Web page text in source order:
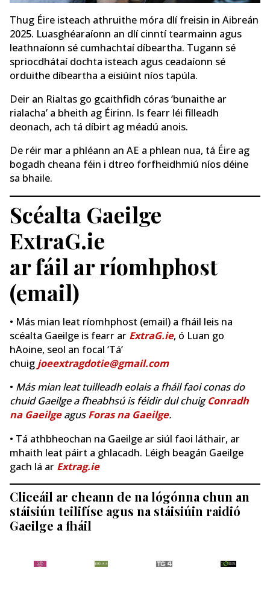
Thug Éire isteach athruithe móra dlí freisin in Aibreán
2025. Luasghéaraíonn an dlí cinntí tearmainn agus
leathnaíonn sé cumhachtaí díbeartha. Tugann sé
spriocdhátaí dochta isteach agus ceadaíonn sé
orduithe díbeartha a eisiúint níos tapúla.
Deir an Rialtas go gcaithfidh córas ‘bunaithe ar
rialacha’ a bheith ag Éirinn. Is fearr léi filleadh
deonach, ach tá díbirt ag méadú anois.
De réir mar a phléann an AE a phlean nua, tá Éire ag
bogadh cheana féin i dtreo forfheidhmiú níos déine
sa bhaile.
Scéalta Gaeilge
ExtraG.ie
ar fáil ar ríomhphost
(email)
• Más mian leat ríomhphost (email) a fháil leis na
scéalta Gaeilge is fearr ar ExtraG.ie, ó Luan go
hAoine, seol an focal ‘Tá’
chuig joeextragdotie@gmail.com
• Más mian leat tuilleadh eolais a fháil faoi conas do
chuid Gaeilge a fheabhsú is féidir dul chuigConradh
na GaeilgeagusForas na Gaeilge.
• Tá athbheochan na Gaeilge ar siúl faoi láthair, ar
mhaith leat páirt a ghlacadh. Léigh beagán Gaeilge
gach lá ar Extrag.ie
Cliceáil ar cheann de na lógónna chun an
stáisiún teilifíse agus na stáisiúin raidió
Gaeilge a fháil